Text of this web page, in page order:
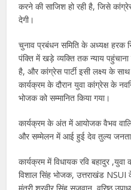
करने की साजिश हो रही है, जिसे
देगी।
चुनाव प्रबंधन समिति के अध्यक्ष हरक
पंक्ति में खड़े व्यक्ति तक न्याय पहुंचाना
है, और कांग्रेस पार्टी इसी लक्ष्य के
कार्यक्रम के दौरान युवा कांग्रेस के
भोजक को सम्मानित किया गया।
कार्यक्रम के अंत में आयोजक वैभव
और सम्मेलन में आई हुई देव तुल्य जनता
कार्यक्रम में विधायक रवि बहादुर
विशाल सिंह भोजक, उत्तराखंड NSUI